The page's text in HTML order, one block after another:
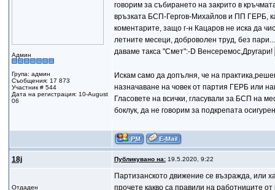
Админ
Група: админ
Съобщения: 17 873
Участник # 544
Дата на регистрация: 10-August
06
говорим за събирането на закрито в
връзката БСП-Гергов-Михайлов и ПП ГЕРБ,
коментарите, защо г-н Кацаров не иска да
летните месеци, доброволен труд, без
даваме такса "Смет":-D Венсеремос,Другари!
Искам само да допълня, че на
назначаване на човек от партия ГЕРБ или
Гласовете на всички, гласували за БСП на
боклук, да не говорим за подкрепата
18j Публикувано на:19.5.2020, 9:22
Отдаден
Партизанското движение се възражда, или
прочете какво са правили на работниците